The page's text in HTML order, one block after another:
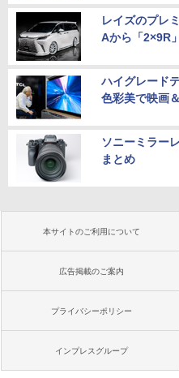
レイズのプレ
Aから「2×9R
ハイグレード
色彩美で映画
ソニーミラー
まとめ
本サイトのご利用について
広告掲載のご案内
プライバシーポリシー
インプレスグループ